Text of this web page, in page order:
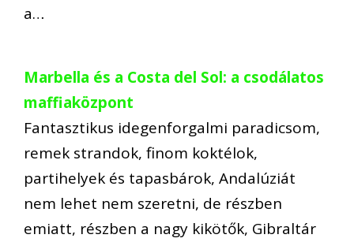
a…
Marbella és a Costa del Sol: a csodálatos
maffiaközpont
Fantasztikus idegenforgalmi paradicsom,
remek strandok, finom koktélok,
partihelyek és tapasbárok, Andalúziát
nem lehet nem szeretni, de részben
emiatt, részben a nagy kikötők, Gibraltár